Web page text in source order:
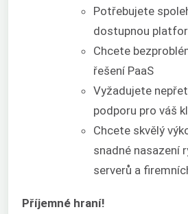
Potřebujete
dostupnou
Chcete
řešení PaaS
Vyžadujete
podporu pro váš
Chcete skvělý
snadné nasazení
serverů a
Příjemné hraní!